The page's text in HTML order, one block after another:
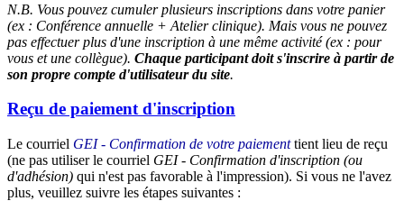
N.B. Vous pouvez cumuler plusieurs inscriptions dans votre panier
(ex : Conférence annuelle + Atelier clinique). Mais vous ne pouvez
pas effectuer plus d'une inscription à une même activité (ex : pour
vous et une collègue). Chaque participant doit s'inscrire à partir de
son propre compte d'utilisateur du site.
Reçu de paiement d'inscription
Le courriel GEI - Confirmation de votre paiementtient lieu de reçu
(ne pas utiliser le courriel GEI - Confirmation d'inscription (ou
d'adhésion) qui n'est pas favorable à l'impression). Si vous ne l'avez
plus, veuillez suivre les étapes suivantes :